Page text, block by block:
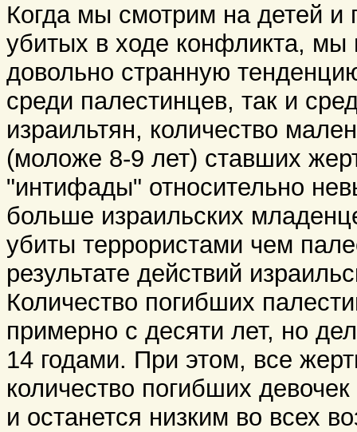
Когда мы смотрим на детей и
убитых в ходе конфликта, мы
довольно странную
среди палестинцев, так и
израильтян, количество
(моложе 8-9 лет) ставших
"интифады" относительно
больше израильских
убиты террористами чем
результате действий
Количество погибших
примерно с десяти лет, но
14 годами. При этом, все
количество погибших
и останется низким во всех